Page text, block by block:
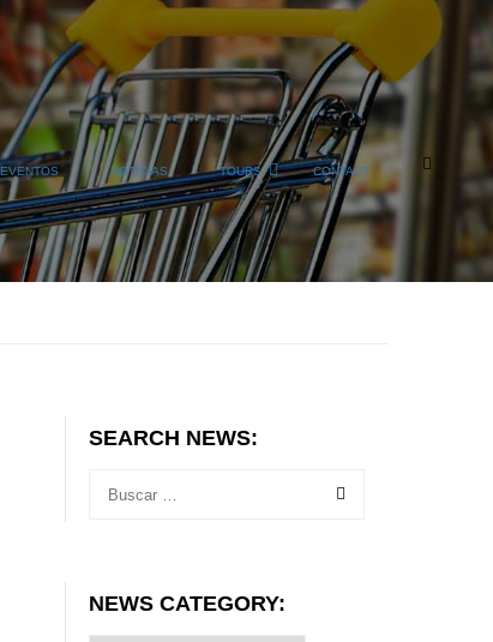
EVENTOS NOTICIAS TOURS CONTACT
SEARCH NEWS:
NEWS CATEGORY: